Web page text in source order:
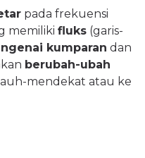
pada frekuensi
memiliki fluks (garis-
kumparan dan
berubah-ubah
mendekat atau ke